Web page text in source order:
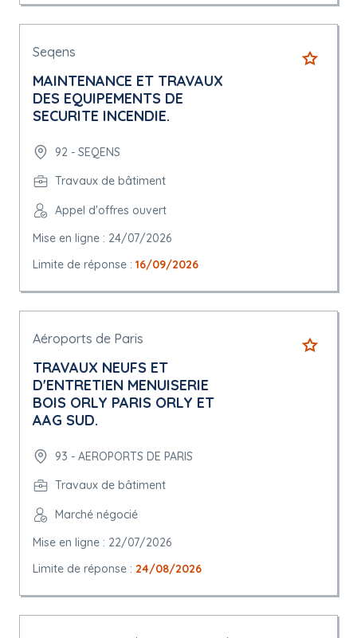
Seqens
MAINTENANCE ET TRAVAUX
DES EQUIPEMENTS DE
SECURITE INCENDIE.
92 - SEQENS
Travaux de bâtiment
Appel d'offres ouvert
Mise en ligne : 24/07/2026
Limite de réponse : 16/09/2026
Aéroports de Paris
TRAVAUX NEUFS ET
D'ENTRETIEN MENUISERIE
BOIS ORLY PARIS ORLY ET
AAG SUD.
93 - AEROPORTS DE PARIS
Travaux de bâtiment
Marché négocié
Mise en ligne : 22/07/2026
Limite de réponse : 24/08/2026